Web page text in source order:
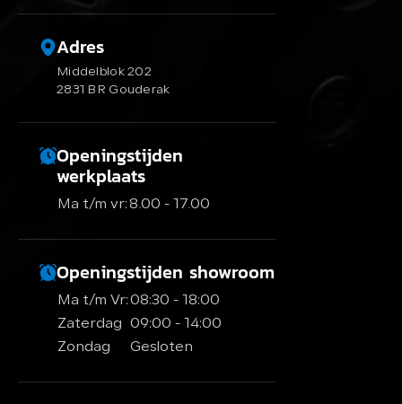
Adres
Middelblok 202
2831 BR Gouderak
Openingstijden
werkplaats
Ma t/m vr:8.00 - 17.00
Openingstijden showroom
Ma t/m Vr:08:30 - 18:00
Zaterdag
09:00 - 14:00
Zondag
Gesloten